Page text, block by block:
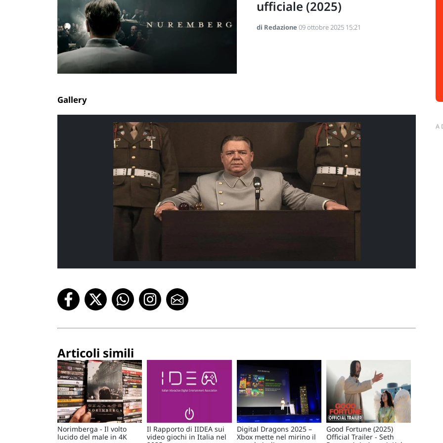
ufficiale (2025)
di Redazione09 ottobre 2025 15:21
Gallery
Articoli simili
Norimberga - Il volto
lucido del male in 4K
Il Rapporto di IIDEA sui
video giochi in Italia nel
Digital Dragons 2025 –
Xbox mette nel mirino il
Good Fortune (2025)
Official Trailer - Seth